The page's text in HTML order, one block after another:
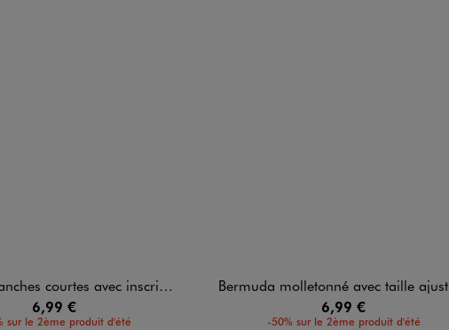
courtes avec inscriptions graffiti garçon
6,99 €
sur le 2ème produit d'été
Bermuda molletonné avec taille ajustable garçon
6,99 €
-50% sur le 2ème produit d'été